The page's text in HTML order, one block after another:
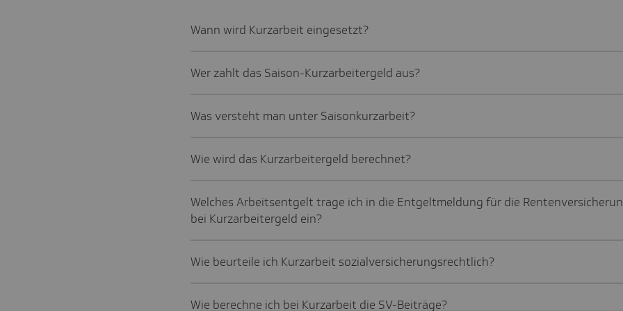
Wann wird Kurzarbeit eingesetzt?
Wer zahlt das Saison-Kurzarbeitergeld aus?
Was versteht man unter Saisonkurzarbeit?
Wie wird das Kurzarbeitergeld berechnet?
Welches Arbeitsentgelt trage ich in die Entgeltmeldung für die
bei Kurzarbeitergeld ein?
Wie beurteile ich Kurzarbeit sozialversicherungsrechtlich?
Wie berechne ich bei Kurzarbeit die SV-Beiträge?